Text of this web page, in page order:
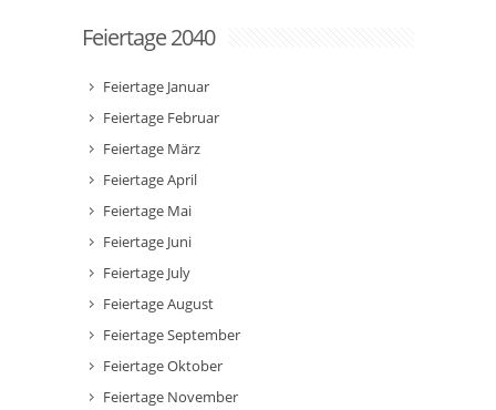
Feiertage 2040
Feiertage Januar
Feiertage Februar
Feiertage März
Feiertage April
Feiertage Mai
Feiertage Juni
Feiertage July
Feiertage August
Feiertage September
Feiertage Oktober
Feiertage November